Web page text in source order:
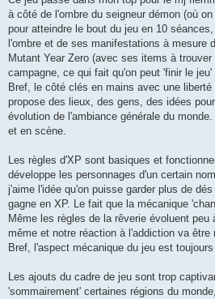
à côté de l'ombre du seigneur démon (où
pour atteindre le bout du jeu en 10
l'ombre et de ses manifestations à mesure
Mutant Year Zero (avec ses items à
campagne, ce qui fait qu'on peut 'finir le
Bref, le côté clés en mains avec une
propose des lieux, des gens, des idées
évolution de l'ambiance générale du
et en scène.
Les règles d'XP sont basiques et
développe les personnages d'un certain
j'aime l'idée qu'on puisse garder plus de
gagne en XP. Le fait que la mécanique
Même les règles de la rêverie évoluent peu
même et notre réaction à l'addiction va être
Bref, l'aspect mécanique du jeu est
Les ajouts du cadre de jeu sont trop
'sommairement' certaines régions du